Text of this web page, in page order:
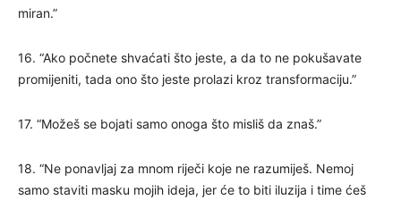
miran.”
16. “Ako počnete shvaćati što jeste, a da to ne pokušavate
promijeniti, tada ono što jeste prolazi kroz transformaciju.”
17. “Možeš se bojati samo onoga što misliš da znaš.”
18. “Ne ponavljaj za mnom riječi koje ne razumiješ. Nemoj
samo staviti masku mojih ideja, jer će to biti iluzija i time ćeš